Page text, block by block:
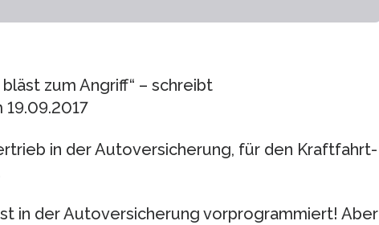
zum Angriff“ – schreibt
in der Autoversicherung, für den Kraftfahrt-
in der Autoversicherung vorprogrammiert! Aber